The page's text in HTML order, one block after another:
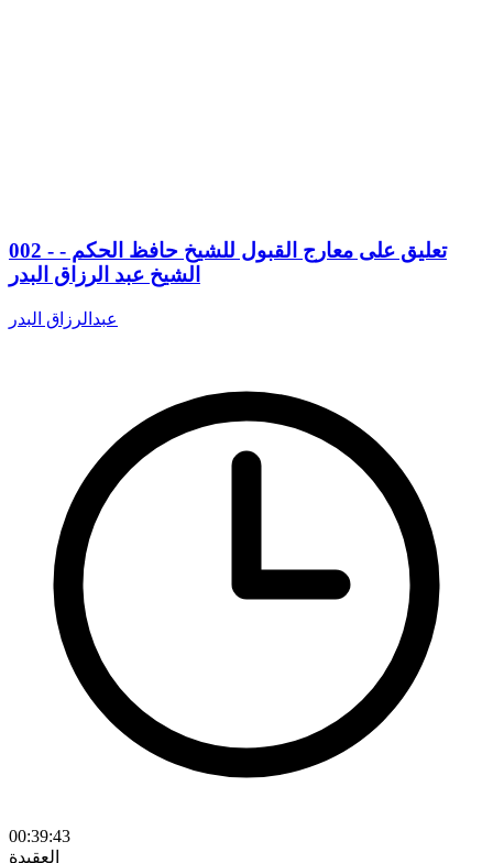
002 - تعليق على معارج القبول للشيخ حافظ الحكم -
الشيخ عبد الرزاق البدر
عبدالرزاق البدر
00:39:43
العقيدة